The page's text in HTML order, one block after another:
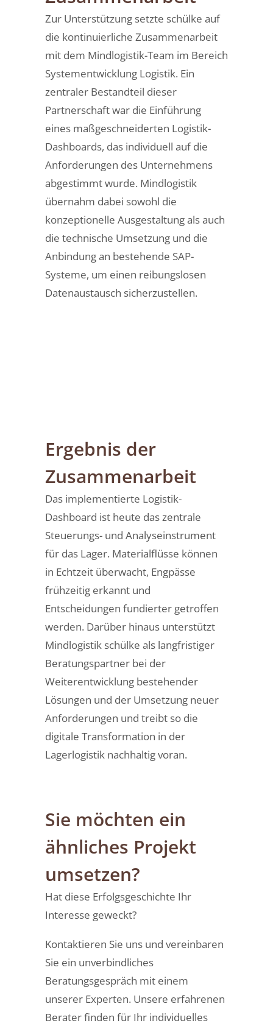
Zur Unterstützung setzte schülke auf
die kontinuierliche Zusammenarbeit
mit dem Mindlogistik-Team im Bereich
Systementwicklung Logistik. Ein
zentraler Bestandteil dieser
Partnerschaft war die Einführung
eines maßgeschneiderten Logistik-
Dashboards, das individuell auf die
Anforderungen des Unternehmens
abgestimmt wurde. Mindlogistik
übernahm dabei sowohl die
konzeptionelle Ausgestaltung als auch
die technische Umsetzung und die
Anbindung an bestehende SAP-
Systeme, um einen reibungslosen
Datenaustausch sicherzustellen.
Ergebnis der
Zusammenarbeit
Das implementierte Logistik-
Dashboard ist heute das zentrale
Steuerungs- und Analyseinstrument
für das Lager. Materialflüsse können
in Echtzeit überwacht, Engpässe
frühzeitig erkannt und
Entscheidungen fundierter getroffen
werden. Darüber hinaus unterstützt
Mindlogistik schülke als langfristiger
Beratungspartner bei der
Weiterentwicklung bestehender
Lösungen und der Umsetzung neuer
Anforderungen und treibt so die
digitale Transformation in der
Lagerlogistik nachhaltig voran.
Sie möchten ein
ähnliches Projekt
umsetzen?
Hat diese Erfolgsgeschichte Ihr
Interesse geweckt?
Kontaktieren Sie uns und vereinbaren
Sie ein unverbindliches
Beratungsgespräch mit einem
unserer Experten. Unsere erfahrenen
Berater finden für Ihr individuelles